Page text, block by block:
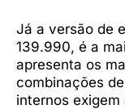
Já a versão de
139.990, é a
apresenta os
combinações
internos